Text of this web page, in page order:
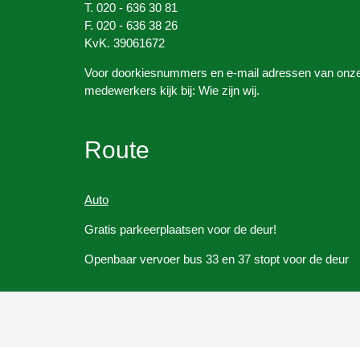
T. 020 - 636 30 81
F. 020 - 636 38 26
KvK. 39061672
Voor doorkiesnummers en e-mail adressen van
medewerkers kijk bij: Wie zijn wij.
Route
Auto
Gratis parkeerplaatsen voor de deur!
Openbaar vervoer bus 33 en 37 stopt voor de deur